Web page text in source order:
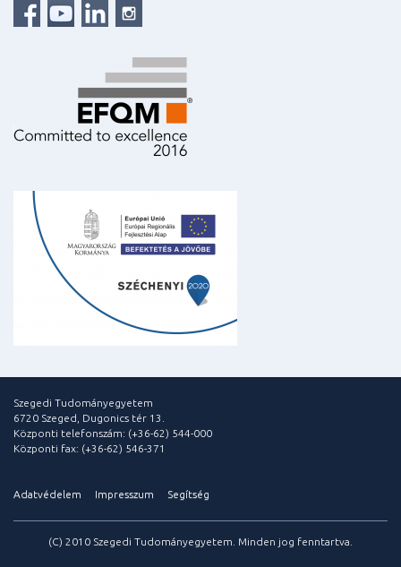
Szegedi Tudományegyetem
6720 Szeged, Dugonics tér 13.
Központi telefonszám: (+36-62) 544-000
Központi fax: (+36-62) 546-371
Adatvédelem Impresszum Segítség
(C) 2010 Szegedi Tudományegyetem. Minden jog fenntartva.